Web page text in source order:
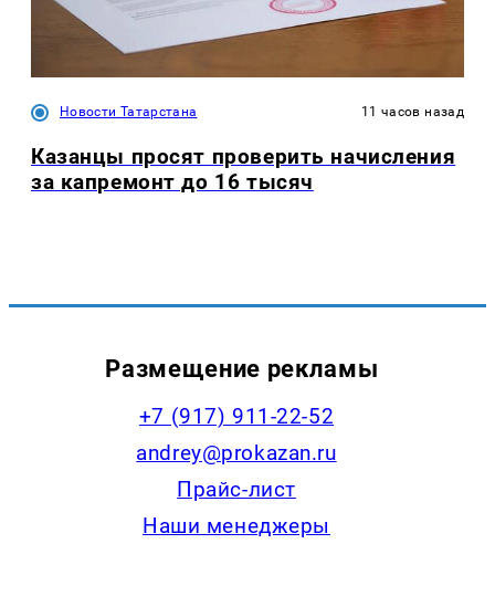
Новости Татарстана 11 часов назад
Казанцы просят проверить начисления
за капремонт до 16 тысяч
Размещение рекламы
+7 (917) 911-22-52
andrey@prokazan.ru
Прайс-лист
Наши менеджеры